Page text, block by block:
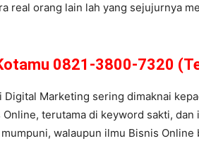
real orang lain lah yang sejujurnya
0821-3800-7320
Marketing sering dimaknai
terutama di keyword sakti, dan
walaupun ilmu Bisnis Online